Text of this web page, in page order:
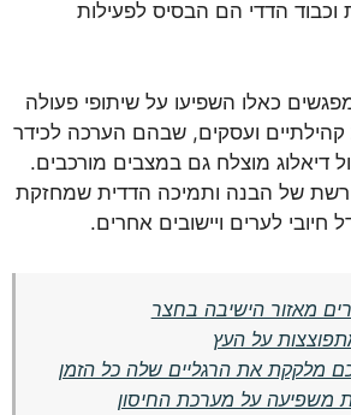
וכבוד הדדי הם הבסיס לפעילות
כאלו השפיעו על שיתופי פעולה
קהילתיים ועסקים, שבהם הערכה לכידר
דיאלוג מוצלח גם במצבים מורכבים.
רשת של הבנה ותמיכה הדדית שמחזקת
חיובי לערים ויישובים אחרים.
מאזור הישיבה בחצר
על העץ
מלקקת את הרגליים שלה כל הזמן
משפיעה על מערכת החיסון